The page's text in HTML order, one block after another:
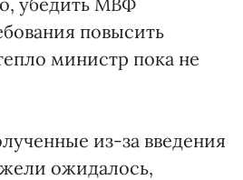
повысить
министр пока не
из-за введения
ожидалось,